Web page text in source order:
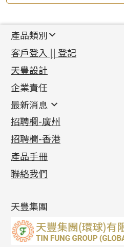
產品類別
新產品
足金系列
足金配件
機織鏈系列
珠仔鏈
镶口链
管狀網鏈
十字車花鏈系列
十字閃O鏈系列
十字錘打鏈系列
側身車花鏈系列
側身鏈系列
雙十字鏈系列
水波鏈系列
蛇骨鏈系列
鏈尾系列
首飾配件
耳環類配件
卷迫系列
螺絲迫系列
梅花迫系列
平臺迫系列
綫拍系列
美拍系列
耳環扣系列
耳綫/耳鈎系列
耳環爪頭
耳環
鏈類配件
動感車花吊墜
調節珠系列
生圈扣系列
龍蝦扣系列
鴨俐制系列
字母吊墜
相盒吊墜
項鏈吊墜
生肖吊墜
其他類配件
珠盤系列
袖口鈕系列
焊片及鐳射綫
空心車花管
珠類配件
無孔光身珠
空心光身珠
無孔批花珠
鑲口類
四爪頭系列
六爪頭系列
車花片
動感車花片
鑲口戒指
鑲口手鏈系列
首飾系列
手镯系列
戒指系列
空心耳環
空心车花管首饰链
空心手鐲系列
貴金屬原料
千足金
記憶金屬系列
記憶戒指
拉簧珠珠手鏈
記憶鈦手鐲
客戶登入 || 登記
天豐設計
企業責任
最新消息
最新消息
各項證書(2)
相片集(9)
展覽會資訊
最新產品資訊
招聘欄-廣州
招聘欄-香港
產品手冊
聯絡我們
天豐集團